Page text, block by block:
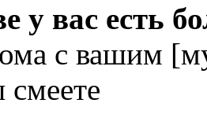
у вас есть
с вашим